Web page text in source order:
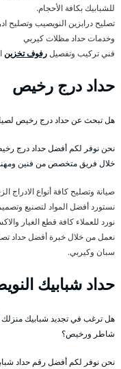
للشبابيك بكافة الأحجام.
تصليح درابزين النويصيب وتصليح
وخدمات حداد مظلات كيربي
فني تركيب وتفصيلرفوف تخزين
حداد درج رخيص
هل تبحث عن حداد درج رخيص
نحن نوفر لكم أفضل حداد درج رخيص
خلال فريق متخصص من فنين
صيانة وتصليح كافة أنواع الادراج
نستورد أفضل المواد لتصنيع وتصميم
نورد للعملاء كافة قطع الغيار
نعمل من خلال خبرة أفضل حداد
سبان وكيربي.
حداد شبابيك
هل ترغب في تجديد شبابيك
شاطر ورخيص؟
نحن نوفر لكم أفضل رقم حداد